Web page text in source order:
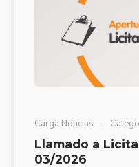
Carga Noticias
Llamado a
03/2026